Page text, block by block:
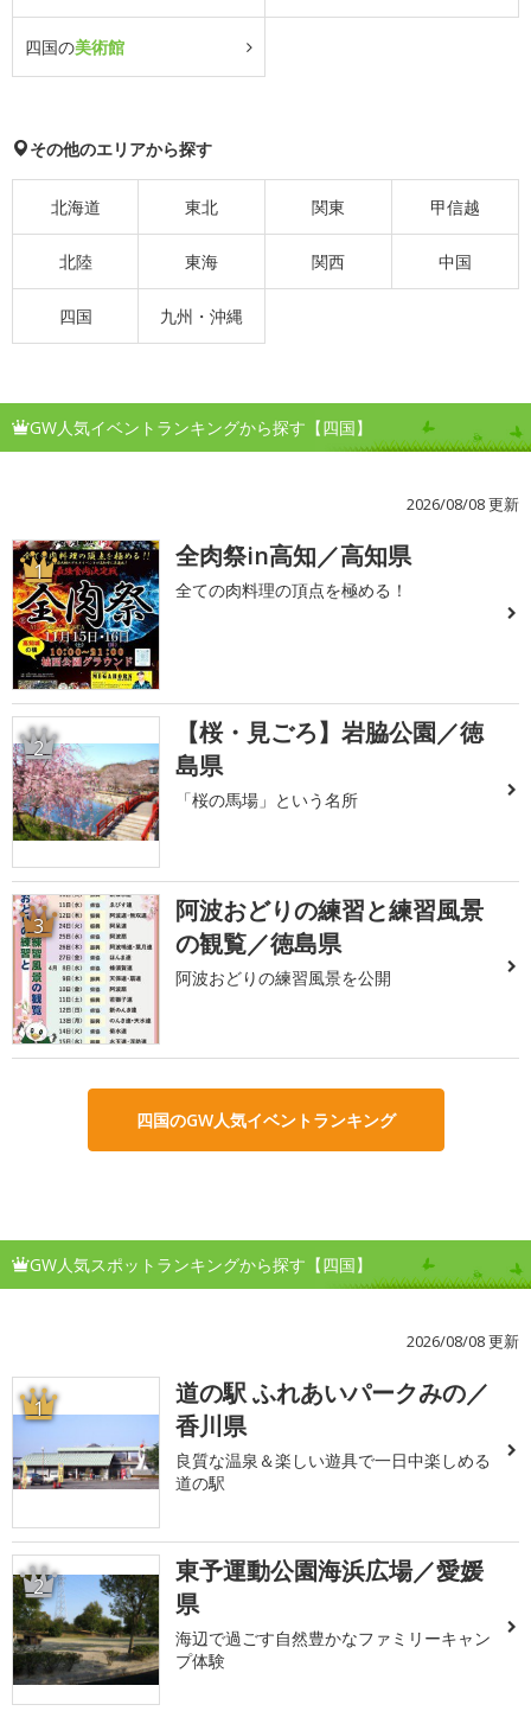
四国の美術館
その他のエリアから探す
北海道 東北 関東 甲信越
北陸 東海 関西 中国
四国 九州・沖縄
GW人気イベントランキングから探す【四国】
2026/08/08 更新
1 全肉祭in高知／高知県
全ての肉料理の頂点を極める！
2
【桜・見ごろ】岩脇公園／徳
島県
「桜の馬場」という名所
3
阿波おどりの練習と練習風景
の観覧／徳島県
阿波おどりの練習風景を公開
四国のGW人気イベントランキング
GW人気スポットランキングから探す【四国】
2026/08/08 更新
1
道の駅 ふれあいパークみの／
香川県
良質な温泉＆楽しい遊具で一日中楽しめる
道の駅
2
東予運動公園海浜広場／愛媛
県
海辺で過ごす自然豊かなファミリーキャン
プ体験